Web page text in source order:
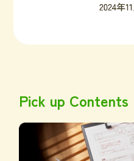
Pick up Contents